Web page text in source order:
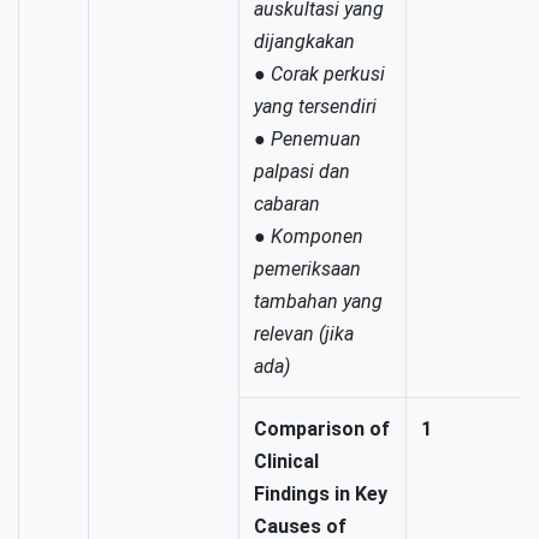
auskultasi yang
dijangkakan
● Corak perkusi
yang tersendiri
● Penemuan
palpasi dan
cabaran
● Komponen
pemeriksaan
tambahan yang
relevan (jika
ada)
Comparison of
Clinical
Findings in Key
Causes of
1